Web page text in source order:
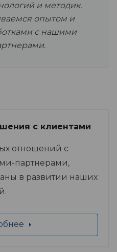
и методик.
опытом и
с нашими
с клиентами
отношений с
партнерами,
в развитии наших